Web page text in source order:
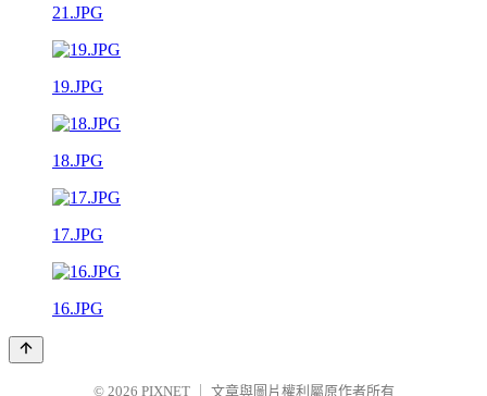
21.JPG
19.JPG
18.JPG
17.JPG
16.JPG
© 2026 PIXNET 文章與圖片權利屬原作者所有